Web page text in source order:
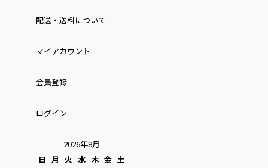
配送・送料について
マイアカウント
会員登録
ログイン
2026年8月
日 月 火 水 木 金 土